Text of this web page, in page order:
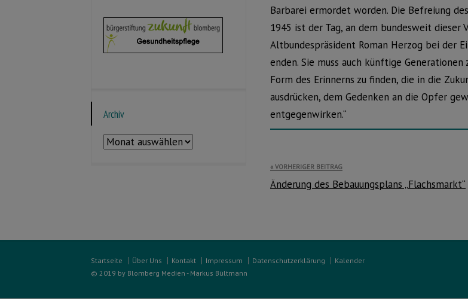
Barbarei ermordet worden. Die Befreiung
1945 ist der Tag, an dem bundesweit dieser
Altbundespräsident Roman Herzog bei der
enden. Sie muss auch künftige
Form des Erinnerns zu finden, die in die
ausdrücken, dem Gedenken an die Opfer
entgegenwirken.“
Beitragsnavigation
VORHERIGER BEITRAG
Änderung des Bebauungsplans „Flachsmarkt“
Archiv
Archiv
Startseite Über Uns Kontakt Impressum Datenschutzerklärung
Kalender
© 2019 by Blomberg Medien - Markus Bültmann